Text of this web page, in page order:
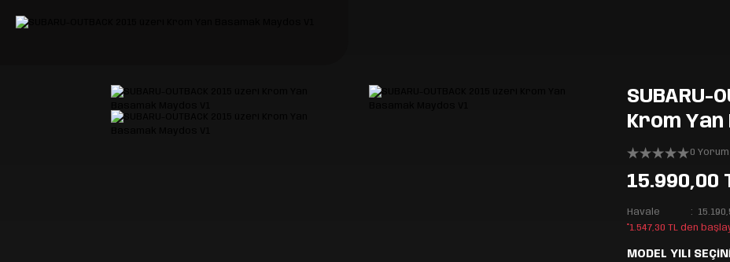
SUBARU-
Krom Yan
0
15.990,00
Havale
*1.547,30 TL den
MODEL YILI